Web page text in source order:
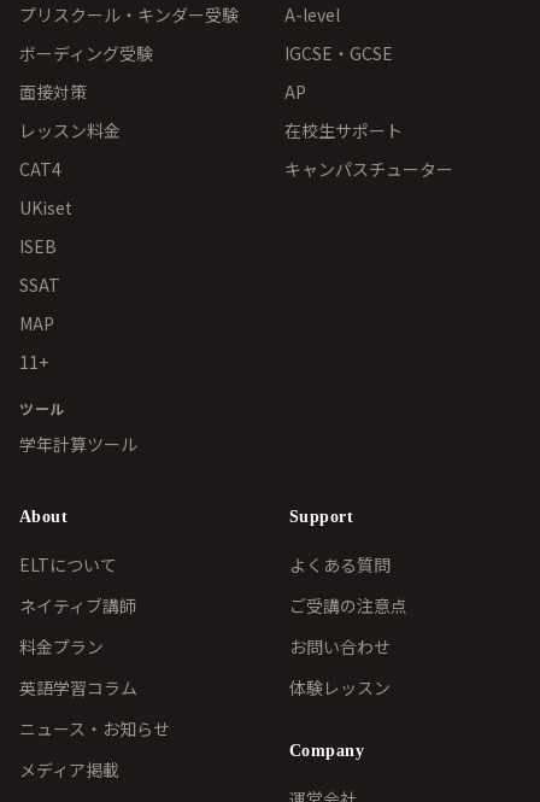
プリスクール・キンダー受験
ボーディング受験
面接対策
レッスン料金
CAT4
UKiset
ISEB
SSAT
MAP
11+
A-level
IGCSE・GCSE
AP
在校生サポート
キャンパスチューター
ツール
学年計算ツール
About
ELTについて
ネイティブ講師
料金プラン
英語学習コラム
ニュース・お知らせ
メディア掲載
Support
よくある質問
ご受講の注意点
お問い合わせ
体験レッスン
Company